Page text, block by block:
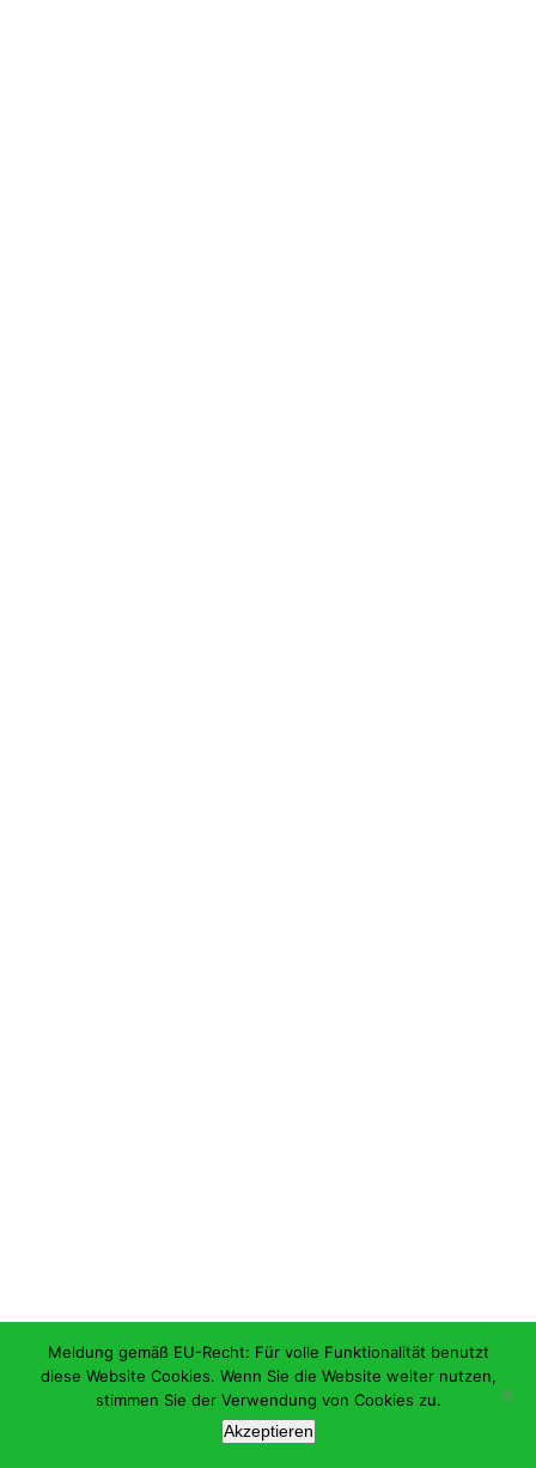
Meldung gemäß EU-Recht: Für volle Funktionalität benutzt
diese Website Cookies. Wenn Sie die Website weiter nutzen,
stimmen Sie der Verwendung von Cookies zu.
Akzeptieren